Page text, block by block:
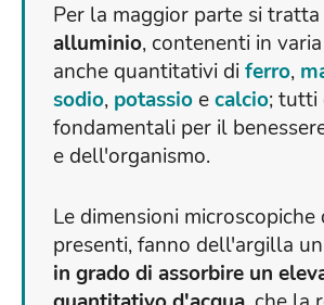
Per la maggior parte si tratta
alluminio, contenenti in
anche quantitativi di ferro,
sodio, potassio ecalcio; tutti
fondamentali per il
e dell'organismo.
Le dimensioni microscopiche
presenti, fanno dell'argilla
in grado di assorbire un